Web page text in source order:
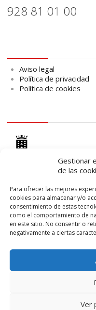
Gestionar
de las
Para ofrecer las mejores
cookies para almacenar y/o
consentimiento de estas
como el comportamiento de
en este sitio. No consentir o
negativamente a ciertas
Ver
928 81 01 00
Aviso legal
Política de privacidad
Política de cookies
logo SID
© 2026 – Lanzarote